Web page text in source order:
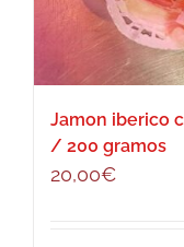
Jamon iberico
/ 200 gramos
20,00€